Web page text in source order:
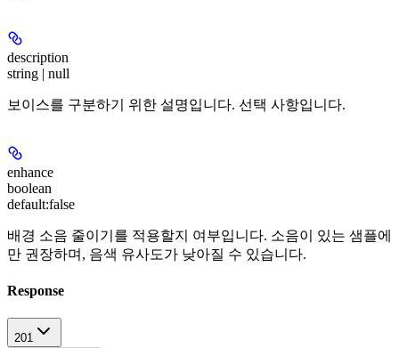
description
string | null
보이스를 구분하기 위한 설명입니다. 선택 사항입니다.
enhance
boolean
default:false
배경 소음 줄이기를 적용할지 여부입니다. 소음이 있는 샘플에
만 권장하며, 음색 유사도가 낮아질 수 있습니다.
Response
201